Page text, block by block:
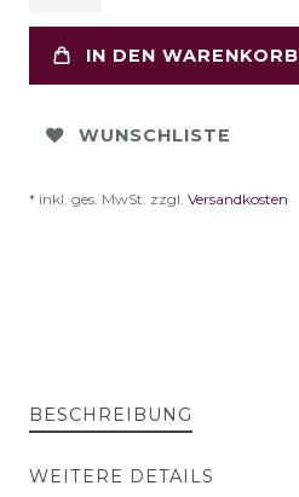
IN DEN WARENKORB
WUNSCHLISTE
* inkl. ges. MwSt. zzgl. Versandkosten
BESCHREIBUNG
WEITERE DETAILS